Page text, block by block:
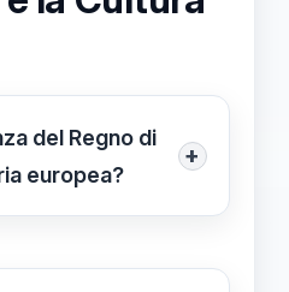
del Regno di
europea?
+
è stato